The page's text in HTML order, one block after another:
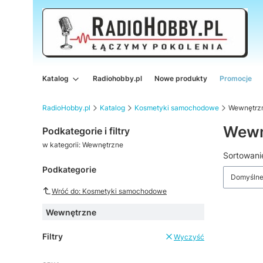
Katalog Radiohobby.pl Nowe produkty Promocje
RadioHobby.pl Katalog Kosmetyki samochodowe
Podkategorie i filtry
w kategorii: Wewnętrzne
Podkategorie
Wróć do: Kosmetyki samochodowe
Wewnętrzne
Filtry Wyczyść
Lista
Domyślne